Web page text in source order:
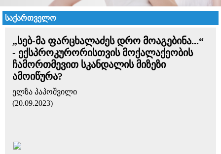
საქართველო
„სებ-მა ფარცხალაძეს დრო მოაგებინა...“
- ექსპროკურორისთვის მოქალაქეობის
ჩამორთმევით სკანდალის მიზეზი
ამოიწურა?
ელზა პაპოშვილი
(20.09.2023)